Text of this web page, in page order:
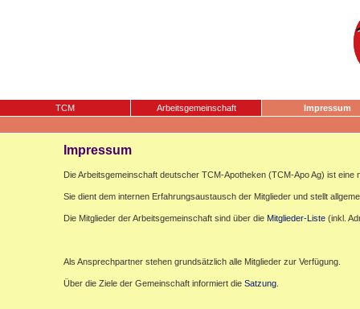
TCM Arbeitsgemeinschaft Impressum
Impressum
Die Arbeitsgemeinschaft deutscher TCM-Apotheken (TCM-Apo Ag) ist eine
Sie dient dem internen Erfahrungsaustausch der Mitglieder und stellt
Die Mitglieder der Arbeitsgemeinschaft sind über die Mitglieder-Liste (inkl.
Als Ansprechpartner stehen grundsätzlich alle Mitglieder zur Verfügung.
Über die Ziele der Gemeinschaft informiert die Satzung